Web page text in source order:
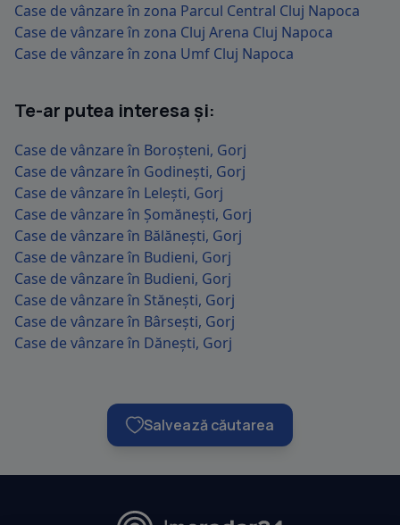
Case de vânzare în zona Parcul Central Cluj Napoca
Case de vânzare în zona Cluj Arena Cluj Napoca
Case de vânzare în zona Umf Cluj Napoca
Te-ar putea interesa și:
Case de vânzare în Boroșteni, Gorj
Case de vânzare în Godinești, Gorj
Case de vânzare în Lelești, Gorj
Case de vânzare în Șomănești, Gorj
Case de vânzare în Bălănești, Gorj
Case de vânzare în Budieni, Gorj
Case de vânzare în Budieni, Gorj
Case de vânzare în Stănești, Gorj
Case de vânzare în Bârsești, Gorj
Case de vânzare în Dănești, Gorj
Salvează căutarea